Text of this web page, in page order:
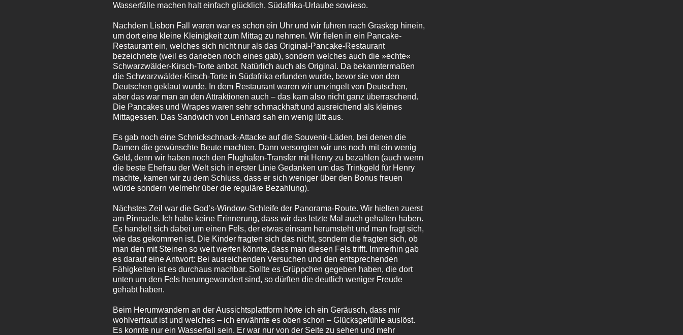
Wasserfälle machen halt einfach glücklich, Südafrika-Urlaube sowieso.
Nachdem Lisbon Fall waren war es schon ein Uhr und wir fuhren nach Graskop hinein,
um dort eine kleine Kleinigkeit zum Mittag zu nehmen. Wir fielen in ein Pancake-
Restaurant ein, welches sich nicht nur als das Original-Pancake-Restaurant
bezeichnete (weil es daneben noch eines gab), sondern welches auch die »echte«
Schwarzwälder-Kirsch-Torte anbot. Natürlich auch als Original. Da bekanntermaßen
die Schwarzwälder-Kirsch-Torte in Südafrika erfunden wurde, bevor sie von den
Deutschen geklaut wurde. In dem Restaurant waren wir umzingelt von Deutschen,
aber das war man an den Attraktionen auch – das kam also nicht ganz überraschend.
Die Pancakes und Wrapes waren sehr schmackhaft und ausreichend als kleines
Mittagessen. Das Sandwich von Lenhard sah ein wenig lütt aus.
Es gab noch eine Schnickschnack-Attacke auf die Souvenir-Läden, bei denen die
Damen die gewünschte Beute machten. Dann versorgten wir uns noch mit ein wenig
Geld, denn wir haben noch den Flughafen-Transfer mit Henry zu bezahlen (auch wenn
die beste Ehefrau der Welt sich in erster Linie Gedanken um das Trinkgeld für Henry
machte, kamen wir zu dem Schluss, dass er sich weniger über den Bonus freuen
würde sondern vielmehr über die reguläre Bezahlung).
Nächstes Zeil war die God’s‑Window-Schleife der Panorama-Route. Wir hielten zuerst
am Pinnacle. Ich habe keine Erinnerung, dass wir das letzte Mal auch gehalten haben.
Es handelt sich dabei um einen Fels, der etwas einsam herumsteht und man fragt sich,
wie das gekommen ist. Die Kinder fragten sich das nicht, sondern die fragten sich, ob
man den mit Steinen so weit werfen könnte, dass man diesen Fels trifft. Immerhin gab
es darauf eine Antwort: Bei ausreichenden Versuchen und den entsprechenden
Fähigkeiten ist es durchaus machbar. Sollte es Grüppchen gegeben haben, die dort
unten um den Fels herumgewandert sind, so dürften die deutlich weniger Freude
gehabt haben.
Beim Herumwandern an der Aussichtsplattform hörte ich ein Geräusch, dass mir
wohlvertraut ist und welches – ich erwähnte es oben schon – Glücksgefühle auslöst.
Es konnte nur ein Wasserfall sein. Er war nur von der Seite zu sehen und mehr